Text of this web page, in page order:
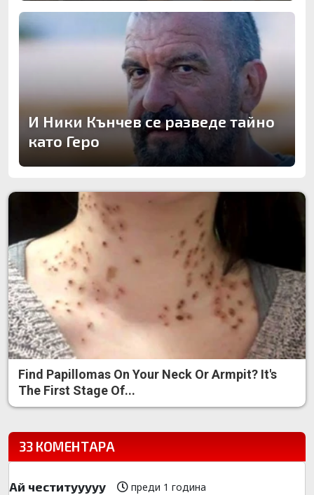
И Ники Кънчев се разведе тайно
като Геро
Find Papillomas On Your Neck Or Armpit? It's
The First Stage Of...
33 КОМЕНТАРА
Ай честитууууу преди 1 година